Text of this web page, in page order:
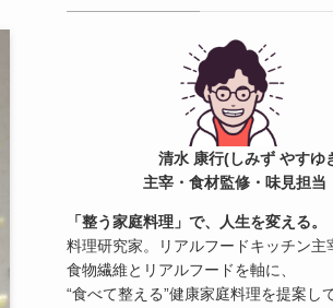
清水 康行(しみず やすゆ
主宰・食材監修・味見担当
「整う家庭料理」で、人生を変える。
料理研究家。リアルフードキッチン主
食物繊維とリアルフードを軸に、
“食べて整える”健康家庭料理を提案し